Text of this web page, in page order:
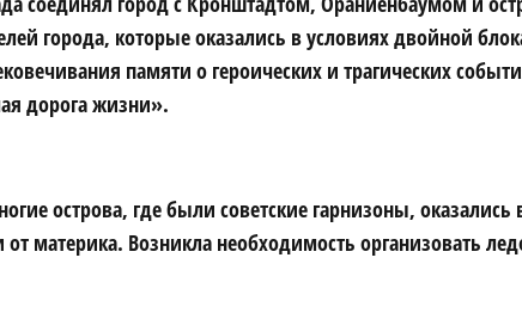
города, которые оказались в условиях двойной
памяти о героических и трагических
дорога жизни».
острова, где были советские гарнизоны,
материка. Возникла необходимость организовать